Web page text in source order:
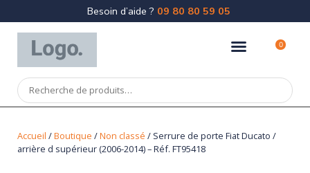
Besoin d’aide ? 09 80 80 59 05
0
Accueil /Boutique /Non classé / Serrure de porte Fiat Ducato /
arrière d supérieur (2006-2014) – Réf. FT95418